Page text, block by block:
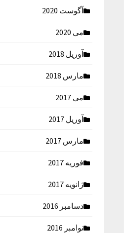
آگوست 2020
می 2020
آوریل 2018
مارس 2018
می 2017
آوریل 2017
مارس 2017
فوریه 2017
ژانویه 2017
دسامبر 2016
نوامبر 2016